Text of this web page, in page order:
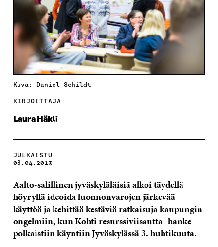
Kuva: Daniel Schildt
KIRJOITTAJA
Laura Häkli
JULKAISTU
08.04.2013
Aalto-salillinen jyväskyläläisiä alkoi täydellä
höyryllä ideoida luonnonvarojen järkevää
käyttöä ja kehittää kestäviä ratkaisuja kaupungin
ongelmiin, kun Kohti resurssiviisautta -hanke
polkaistiin käyntiin Jyväskylässä 3. huhtikuuta.